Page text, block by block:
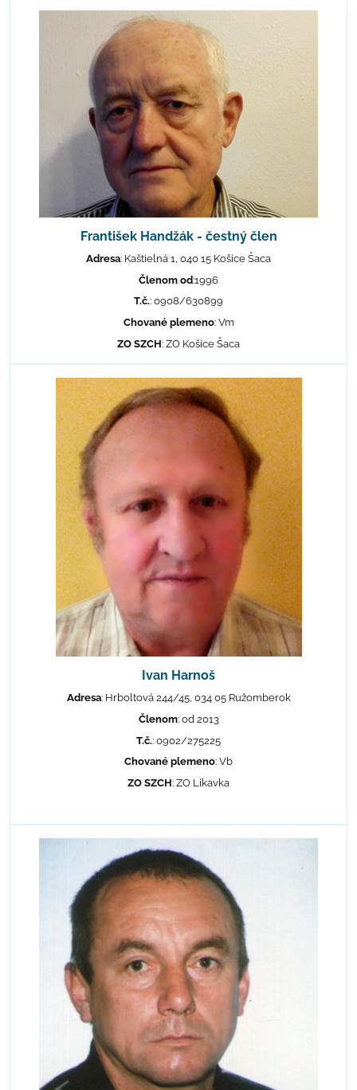
František Handžák - čestný člen
Adresa: Kaštielná 1, 040 15 Košice Šaca
Členom od:1996
T.č.: 0908/630899
Chované plemeno: Vm
ZO SZCH: ZO Košice Šaca
Ivan Harnoš
Adresa: Hrboltová 244/45, 034 05 Ružomberok
Členom: od 2013
T.č.: 0902/275225
Chované plemeno: Vb
ZO SZCH: ZO Likavka